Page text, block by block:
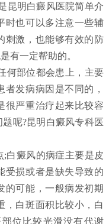
明白癜风医院简单介
时也可以多注意一些辅
刺激，也能够有效的防
有一定帮助的。
部位都会患上，主要
发病病因是不同的，
很严重治疗起来比较容
呢?昆明白癜风专科医
癜风的病症主要是皮
受损或者是缺失导致的
的可能，一般病发初期
，白斑面积比较小，白
位比较光滑没有代谢